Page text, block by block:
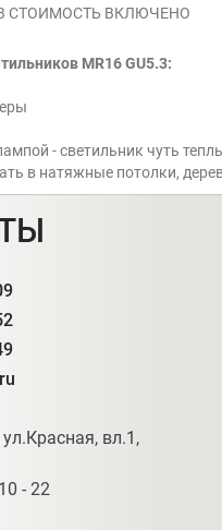
СТОИМОСТЬ ВКЛЮЧЕНО
MR16 GU5.3:
- светильник чуть
в натяжные потолки,
вл.1,
- 22